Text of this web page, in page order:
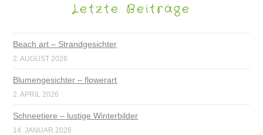
Letzte Beiträge
Beach art – Strandgesichter
2. AUGUST 2026
Blumengesichter – flowerart
2. APRIL 2026
Schneetiere – lustige Winterbilder
14. JANUAR 2026